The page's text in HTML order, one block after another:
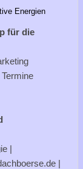
Energien
für die
Termine
|
|